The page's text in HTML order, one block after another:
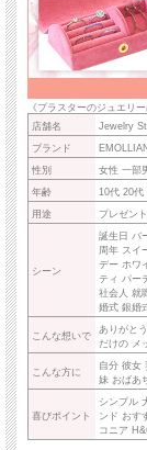
《プラスターのジュエリ
店舗名
Jewelry
ブランド
性別
女性 一部
年齢
10代 20代
用途
プレゼン
シーン
誕生日 バ
周年 スイ
デー ホワ
ティ パー
社会人 就
婚式 銀婚
こんな想いで
ありがと
だけの メ
こんな方に
自分 彼女
妹 おばあ
喜びポイント
シンプル
ンド おす
コニア